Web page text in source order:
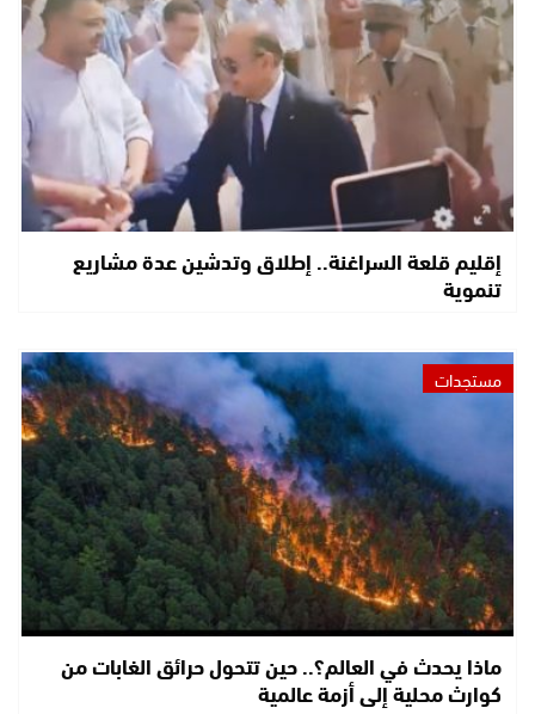
إقليم قلعة السراغنة.. إطلاق وتدشين عدة مشاريع
تنموية
مستجدات
ماذا يحدث في العالم؟.. حين تتحول حرائق الغابات من
كوارث محلية إلى أزمة عالمية